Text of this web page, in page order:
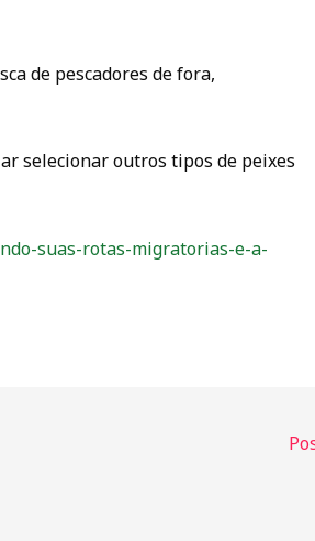
de pescadores de fora,
selecionar outros tipos de peixes
suas-rotas-migratorias-e-a-